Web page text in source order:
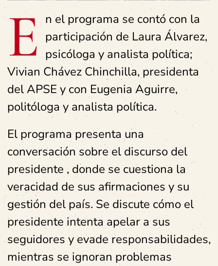
E n el programa se contó con la
participación de Laura Álvarez,
psicóloga y analista política;
Vivian Chávez Chinchilla, presidenta
del APSE y con Eugenia Aguirre,
politóloga y analista política.
El programa presenta una
conversación sobre el discurso del
presidente , donde se cuestiona la
veracidad de sus afirmaciones y su
gestión del país. Se discute cómo el
presidente intenta apelar a sus
seguidores y evade responsabilidades,
mientras se ignoran problemas